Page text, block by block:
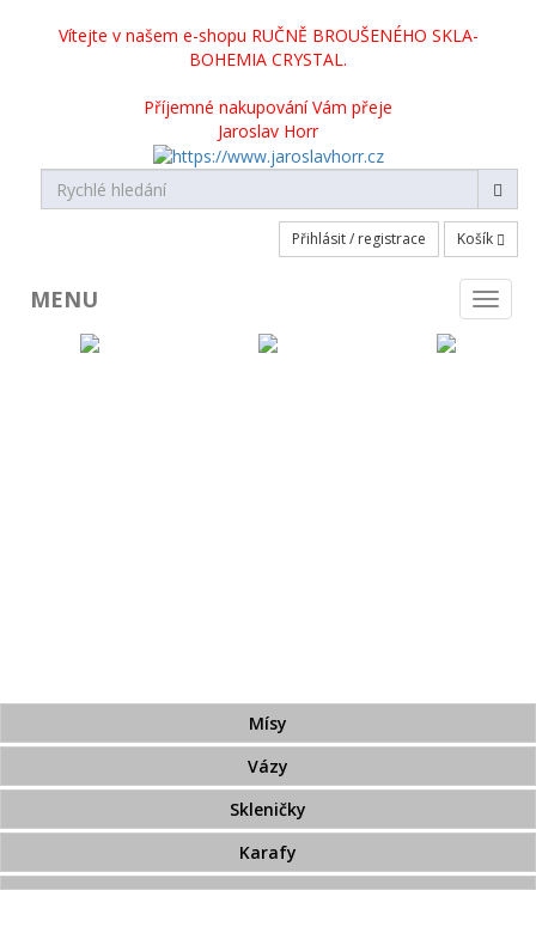
Vítejte v našem e-shopu RUČNĚ BROUŠENÉHO SKLA-
BOHEMIA CRYSTAL.
Příjemné nakupování Vám přeje
Jaroslav Horr
Přihlásit / registrace Košík
MENU
Mísy
Vázy
Skleničky
Karafy